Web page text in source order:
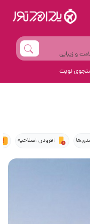
و زیبایی
نوبت
افزودن اصلاحیه